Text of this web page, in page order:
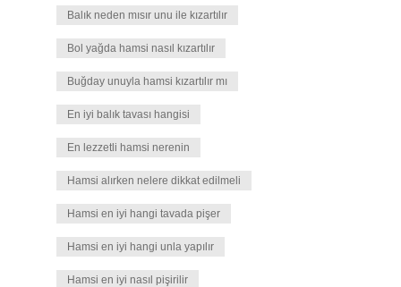
Balık neden mısır unu ile kızartılır
Bol yağda hamsi nasıl kızartılır
Buğday unuyla hamsi kızartılır mı
En iyi balık tavası hangisi
En lezzetli hamsi nerenin
Hamsi alırken nelere dikkat edilmeli
Hamsi en iyi hangi tavada pişer
Hamsi en iyi hangi unla yapılır
Hamsi en iyi nasıl pişirilir